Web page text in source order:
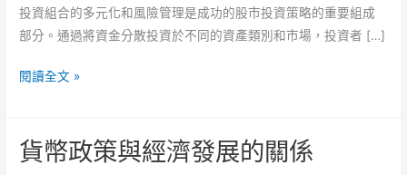
投資組合的多元化和風險管理是成功的股市投資策略的重要組成
部分。通過將資金分散投資於不同的資產類別和市場，投資者 […]
投
合
的
閱讀全文 »
貨幣政策與經濟發展的關係